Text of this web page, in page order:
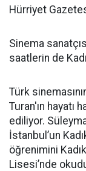
Hürriyet
Sinema
saatlerin de
Türk
Turan'ın hayatı
ediliyor.
İstanbul’un
öğrenimini
Lisesi’nde